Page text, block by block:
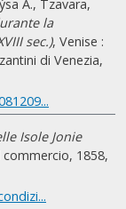
A., Tzavara,
la
sec.), Venise :
di Venezia,
Isole Jonie
commercio, 1858,